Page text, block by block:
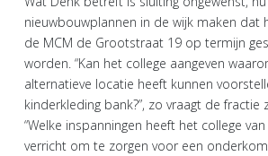
nieuwbouwplannen in de wijk maken dat
de MCM de Grootstraat 19 op termijn
worden. “Kan het college aangeven
alternatieve locatie heeft kunnen
kinderkleding bank?”, zo vraagt de fractie
“Welke inspanningen heeft het college
verricht om te zorgen voor een